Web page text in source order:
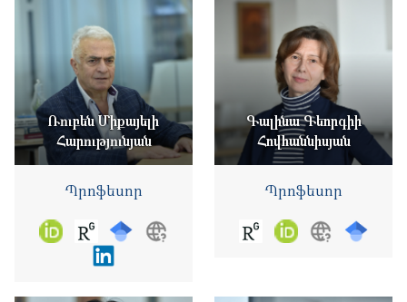
Ռուբեն Միքայելի
Հարությունյան
Պրոֆեսոր
Գալինա Գեորգիի
Հովհաննիսյան
Պրոֆեսոր